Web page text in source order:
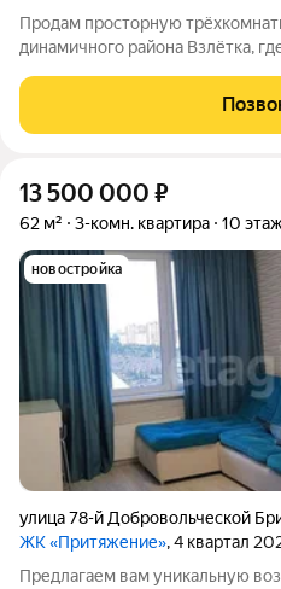
Продам просторную
динамичного района Взлётка,
не просто дом, а продуманное
жизни , где под рукой
13 500 000 ₽
62 м² 3-комн. квартира 10
новостройка
улица 78-й Добровольческой
ЖК «Притяжение», 4 квартал
Предлагаем вам уникальную